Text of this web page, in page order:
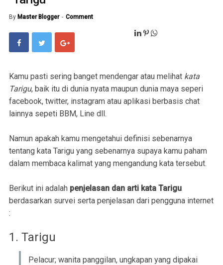
By Master Blogger Comment
Kamu pasti sering banget mendengar atau melihat kata
Tarigu, baik itu di dunia nyata maupun dunia maya seperi
facebook, twitter, instagram atau aplikasi berbasis chat
lainnya sepeti BBM, Line dll.
Namun apakah kamu mengetahui definisi sebenarnya
tentang kata Tarigu yang sebenarnya supaya kamu paham
dalam membaca kalimat yang mengandung kata tersebut.
Berikut ini adalah penjelasan dan arti kata Tarigu
berdasarkan survei serta penjelasan dari pengguna internet
:
1. Tarigu
Pelacur; wanita panggilan, ungkapan yang dipakai